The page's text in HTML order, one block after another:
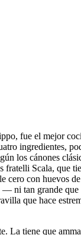
fue el mejor
ingredientes,
los cánones
Scala, que
con huevos
ni tan grande
que hace
La tiene que